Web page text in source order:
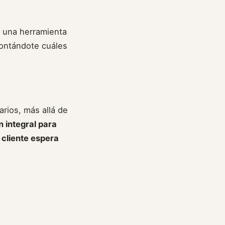
herramienta
cuáles
más allá de
integral para
espera